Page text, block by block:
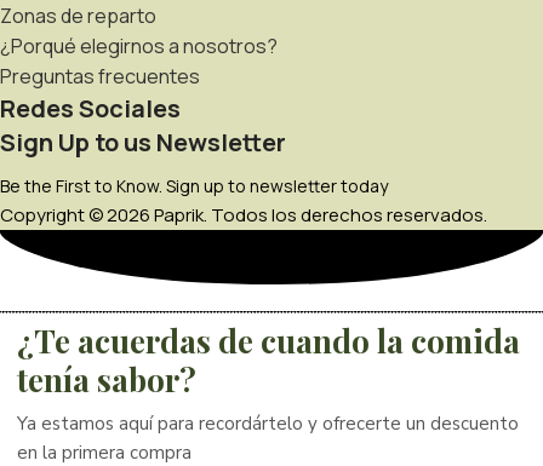
Zonas de reparto
¿Porqué elegirnos a nosotros?
Preguntas frecuentes
Redes Sociales
Sign Up to us Newsletter
Be the First to Know. Sign up to newsletter today
Copyright © 2026 Paprik. Todos los derechos reservados.
¿Te acuerdas de cuando la comida
tenía sabor?
Ya estamos aquí para recordártelo y ofrecerte un descuento
en la primera compra